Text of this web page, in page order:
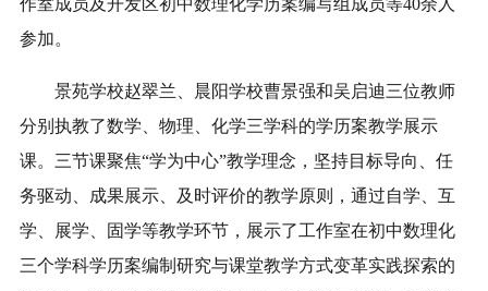
作室成员及开发区初中数理化学历案编写组成员等40余人
参加。
景苑学校赵翠兰、晨阳学校曹景强和吴启迪三位教师
分别执教了数学、物理、化学三学科的学历案教学展示
课。三节课聚焦“学为中心”教学理念，坚持目标导向、任
务驱动、成果展示、及时评价的教学原则，通过自学、互
学、展学、固学等教学环节，展示了工作室在初中数理化
三个学科学历案编制研究与课堂教学方式变革实践探索的